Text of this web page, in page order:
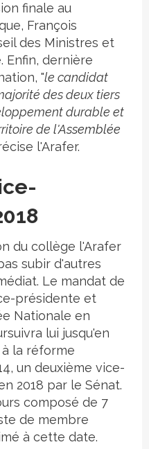
finale au
François
des Ministres et
Enfin, dernière
"le candidat
des deux tiers
durable et
de l'Assemblée
l'Arafer.
du collège l'Arafer
subir d'autres
Le mandat de
présidente et
Nationale en
lui jusqu'en
la réforme
un deuxième vice-
2018 par le Sénat.
composé de 7
de membre
à cette date.